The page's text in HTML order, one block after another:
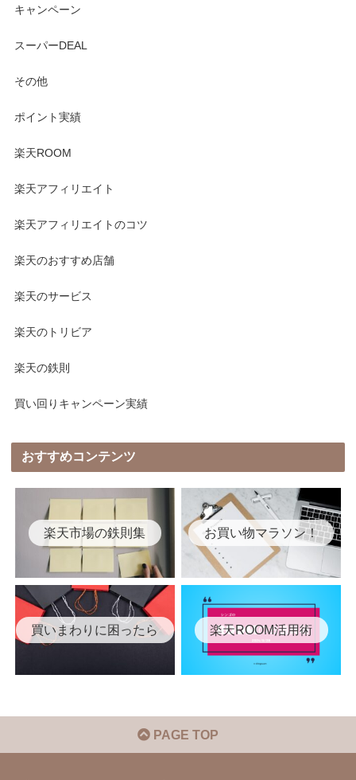
キャンペーン
スーパーDEAL
その他
ポイント実績
楽天ROOM
楽天アフィリエイト
楽天アフィリエイトのコツ
楽天のおすすめ店舗
楽天のサービス
楽天のトリビア
楽天の鉄則
買い回りキャンペーン実績
おすすめコンテンツ
楽天市場の鉄則集 お買い物マラソン！
買いまわりに困ったら 楽天ROOM活用術
PAGE TOP